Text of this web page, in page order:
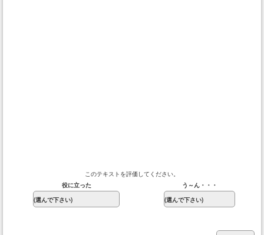
このテキストを評価してください。
役に立った
う～ん・・・